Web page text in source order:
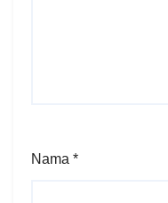
Nama *